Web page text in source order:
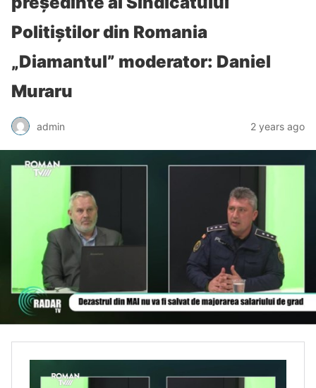
Politiștilor din Romania
„Diamantul” moderator: Daniel
Muraru
admin 2 years ago